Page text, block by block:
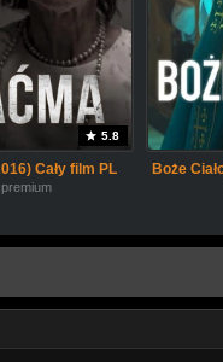
5.8
Cały film PL
premium
Boże